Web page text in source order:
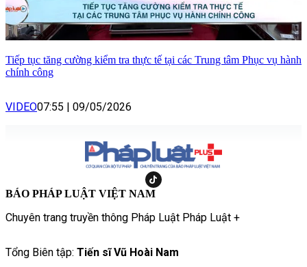
Tiếp tục tăng cường kiểm tra thực tế tại các Trung tâm Phục vụ hành
chính công
VIDEO07:55 | 09/05/2026
BÁO PHÁP LUẬT VIỆT NAM
Chuyên trang truyền thông Pháp Luật Pháp Luật +
Tổng Biên tập: Tiến sĩ Vũ Hoài Nam